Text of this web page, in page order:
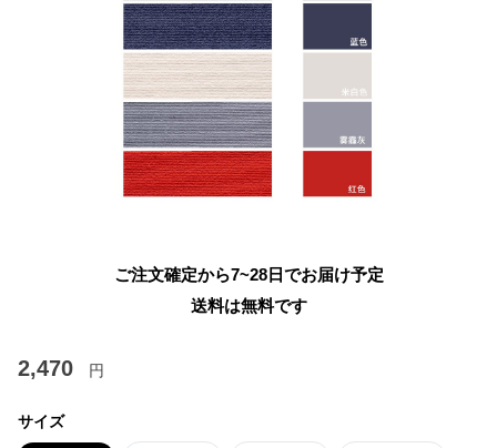
ご注文確定から7~28日でお届け予定
送料は無料です
2,470 円
サイズ